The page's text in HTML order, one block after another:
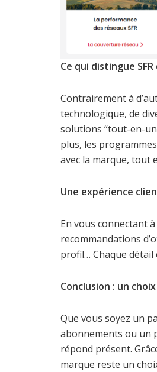
Ce qui distingue
Contrairement à
technologique, de
solutions “tout-en-
plus, les
avec la marque, tout
Une expérience
En vous connectant
recommandations
profil… Chaque détail
Conclusion : un
Que vous soyez un
abonnements ou un
répond présent.
marque reste un